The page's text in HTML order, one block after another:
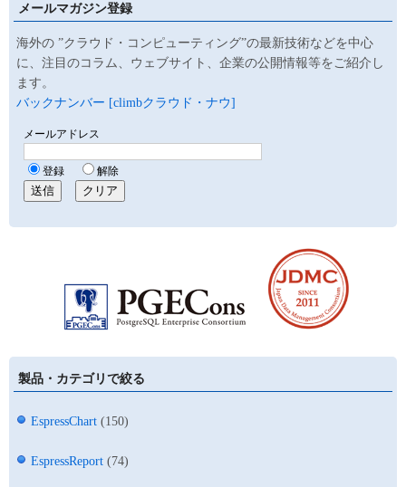
メールマガジン登録
海外の ”クラウド・コンピューティング”の最新技術などを中心
に、注目のコラム、ウェブサイト、企業の公開情報等をご紹介し
ます。
バックナンバー [climbクラウド・ナウ]
製品・カテゴリで絞る
EspressChart (150)
EspressReport (74)